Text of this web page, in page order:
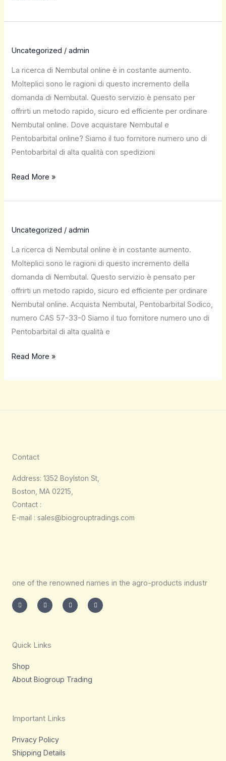
Uncategorized /admin
La ricerca di Nembutal online è in costante aumento.
Molteplici sono le ragioni di questo incremento della
domanda di Nembutal. Questo servizio è pensato per
offrirti un metodo rapido, sicuro ed efficiente per ordinare
Nembutal online. Dove acquistare Nembutal e
Pentobarbital online? Siamo il tuo fornitore numero uno di
Pentobarbital di alta qualità con spedizioni
Read More »
Uncategorized /admin
La ricerca di Nembutal online è in costante aumento.
Molteplici sono le ragioni di questo incremento della
domanda di Nembutal. Questo servizio è pensato per
offrirti un metodo rapido, sicuro ed efficiente per ordinare
Nembutal online. Acquista Nembutal, Pentobarbital Sodico,
numero CAS 57-33-0 Siamo il tuo fornitore numero uno di
Pentobarbital di alta qualità e
Read More »
Contact
Address: 1352 Boylston St,
Boston, MA 02215,
Contact :
E-mail : sales@biogrouptradings.com
one of the renowned names in the agro-products industr
s
t
m
w
i
t
n
k
c
e
Quick Links
Shop
About Biogroup Trading
Important Links
Privacy Policy
Shipping Details